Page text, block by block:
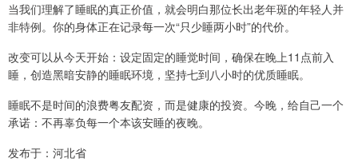
当我们理解了睡眠的真正价值，就会明白那位长出老年斑的年轻人并
非特例。你的身体正在记录每一次“只少睡两小时”的代价。
改变可以从今天开始：设定固定的睡觉时间，确保在晚上11点前入
睡，创造黑暗安静的睡眠环境，坚持七到八小时的优质睡眠。
睡眠不是时间的浪费粤友配资，而是健康的投资。今晚，给自己一个
承诺：不再辜负每一个本该安睡的夜晚。
发布于：河北省